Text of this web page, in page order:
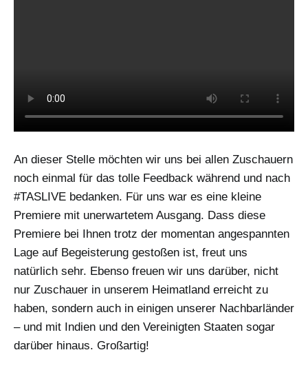
An dieser Stelle möchten wir uns bei allen Zuschauern
noch einmal für das tolle Feedback während und nach
#TASLIVE bedanken. Für uns war es eine kleine
Premiere mit unerwartetem Ausgang. Dass diese
Premiere bei Ihnen trotz der momentan angespannten
Lage auf Begeisterung gestoßen ist, freut uns
natürlich sehr. Ebenso freuen wir uns darüber, nicht
nur Zuschauer in unserem Heimatland erreicht zu
haben, sondern auch in einigen unserer Nachbarländer
– und mit Indien und den Vereinigten Staaten sogar
darüber hinaus. Großartig!